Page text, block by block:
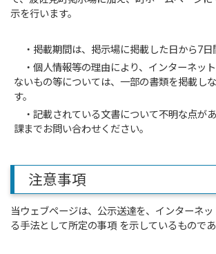
示を行います。
・掲載期間は、掲示場に掲載した日から7日
・個人情報等の理由により、インターネッ
ないもの等については、一部の書類を掲載し
す。
・記載されている文書について不明な点が
課までお問い合わせください。
注意事項
当ウェブページは、公示送達を、インターネ
る手法として所定の事項 を示しているものであ